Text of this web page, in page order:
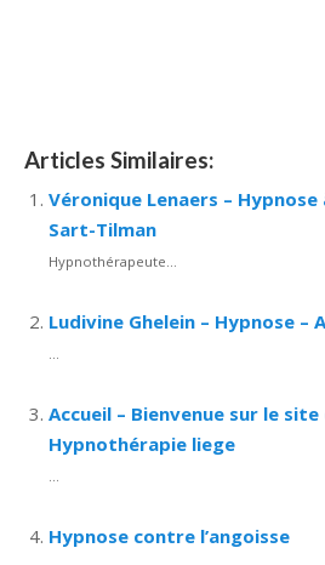
Articles Similaires:
Véronique Lenaers – Hypnose
Sart-Tilman
Hypnothérapeute...
Ludivine Ghelein – Hypnose –
...
Accueil – Bienvenue sur le site
Hypnothérapie liege
...
Hypnose contre l’angoisse